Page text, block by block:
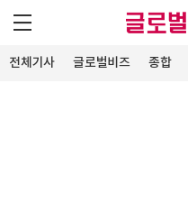
전체기사 글로벌비즈 종합